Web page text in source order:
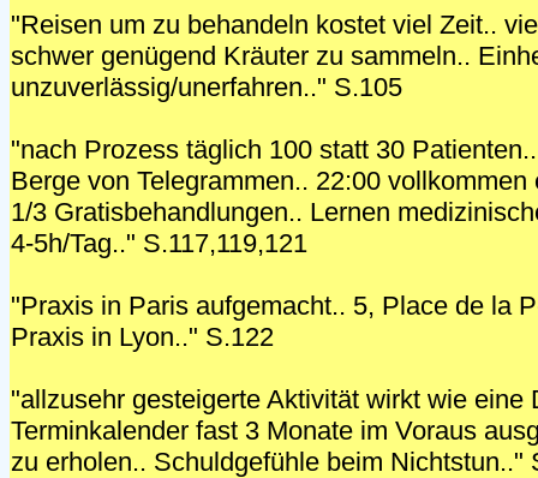
"Reisen um zu behandeln kostet viel Zeit..
schwer genügend Kräuter zu sammeln..
unzuverlässig/unerfahren.." S.105
"nach Prozess täglich 100 statt 30
Berge von Telegrammen.. 22:00
1/3 Gratisbehandlungen.. Lernen
4-5h/Tag.." S.117,119,121
"Praxis in Paris aufgemacht.. 5, Place de la
Praxis in Lyon.." S.122
"allzusehr gesteigerte Aktivität wirkt wie eine
Terminkalender fast 3 Monate im Voraus
zu erholen.. Schuldgefühle beim Nichtstun.."